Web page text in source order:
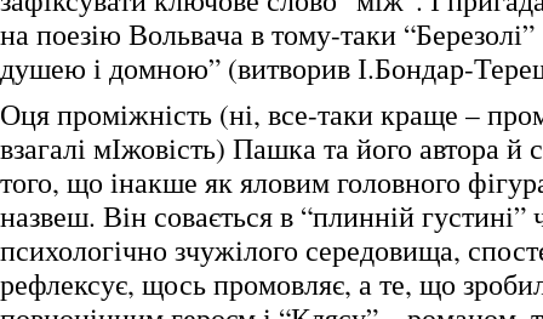
на поезію Вольвача в тому-таки
душею і домною” (витворив І.Бондар-
Оця проміжність (ні, все-таки краще –
взагалі мІжовість) Пашка та його автора й
того, що інакше як яловим головного
назвеш. Він совається в “плинній густині”
психологічно зчужілого середовища,
рефлексує, щось промовляє, а те, що